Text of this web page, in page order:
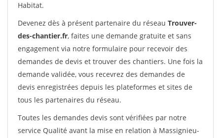
Habitat.
Devenez dès à présent partenaire du réseau Trouver-
des-chantier.fr, faites une demande gratuite et sans
engagement via notre formulaire pour recevoir des
demandes de devis et trouver des chantiers. Une fois la
demande validée, vous recevrez des demandes de
devis enregistrées depuis les plateformes et sites de
tous les partenaires du réseau.
Toutes les demandes devis sont vérifiées par notre
service Qualité avant la mise en relation à Massignieu-